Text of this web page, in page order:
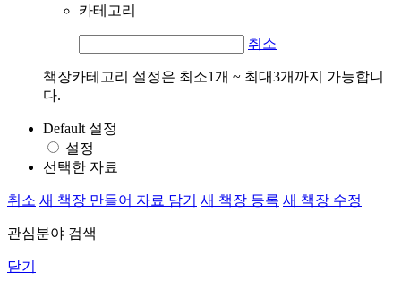
카테고리
취소
책장카테고리 설정은 최소1개 ~ 최대3개까지 가능합니
다.
Default 설정
설정
선택한 자료
취소 새 책장 만들어 자료 담기 새 책장 등록 새 책장 수정
관심분야 검색
닫기